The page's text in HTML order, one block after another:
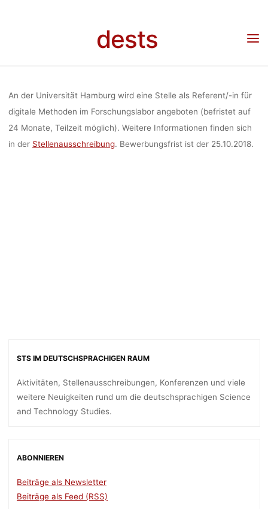
dests
DIGITALE
METHODEN
Stellenangebot: Referent/-in digitale Methoden (Uni
An der Universität Hamburg wird eine Stelle als Referent/-in für
digitale Methoden im Forschungslabor angeboten (befristet auf
24 Monate, Teilzeit möglich). Weitere Informationen finden sich
in der Stellenausschreibung. Bewerbungsfrist ist der 25.10.2018.
STS IM DEUTSCHSPRACHIGEN RAUM
Aktivitäten, Stellenausschreibungen, Konferenzen und viele
weitere Neuigkeiten rund um die deutschsprachigen Science
and Technology Studies.
ABONNIEREN
Beiträge als Newsletter
Beiträge als Feed (RSS)